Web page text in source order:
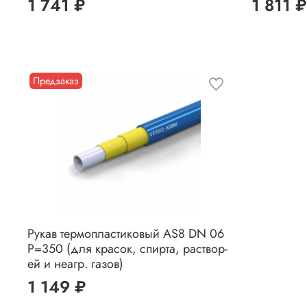
1 741 ₽ 1 811 ₽
Предзаказ
Рукав термопластиковый AS8 DN 06
P=350 (для красок, спирта, раствор-
ей и неагр. газов)
1 149 ₽